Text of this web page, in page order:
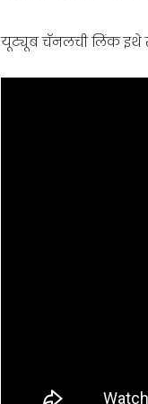
यूट्यूब चॅनलची लिंक इथे